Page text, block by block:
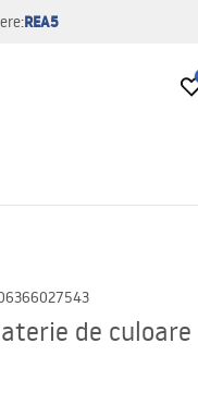
REA5
de culoare